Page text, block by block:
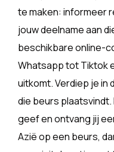
te maken: informeer
jouw deelname aan
beschikbare online-
Whatsapp tot Tiktok
uitkomt. Verdiep je in
die beurs
geef en ontvang jij
Azië op een beurs,